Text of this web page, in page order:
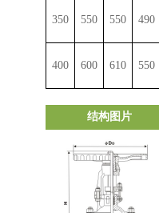
350 550 550 490
400 600 610 550
结构图片